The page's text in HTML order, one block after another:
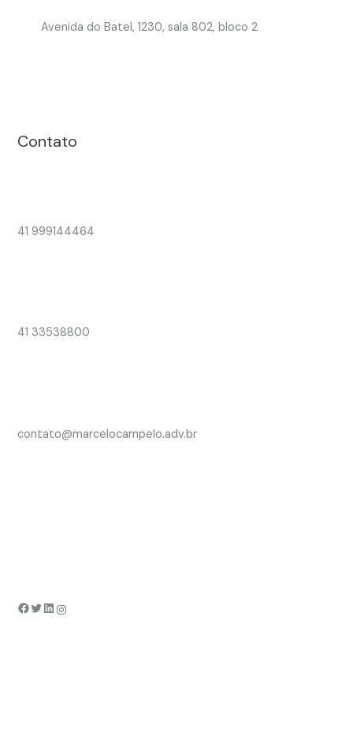
Avenida do Batel, 1230, sala 802, bloco 2
Contato
41 999144464
41 33538800
contato@marcelocampelo.adv.br